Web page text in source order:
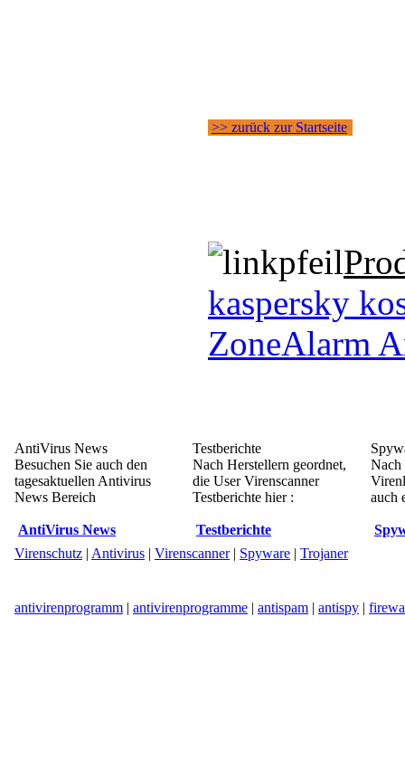
>> zurück zur Startseite
kaspersky
ZoneAlarm
AntiVirus News
Besuchen Sie auch den
tagesaktuellen Antivirus
News Bereich
AntiVirus News
Testberichte
Nach Herstellern geordnet,
die User Virenscanner
Testberichte hier :
Testberichte
Nach
auch
Virenschutz | Antivirus | Virenscanner| Spyware | Trojaner
antivirenprogramm | antivirenprogramme | antispam | antispy |